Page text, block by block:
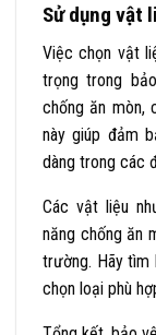
Sử dụng vật
Việc chọn vật
trọng trong
chống ăn mòn,
này giúp đảm
dàng trong các
Các vật liệu
năng chống ăn
trường. Hãy tìm
chọn loại phù